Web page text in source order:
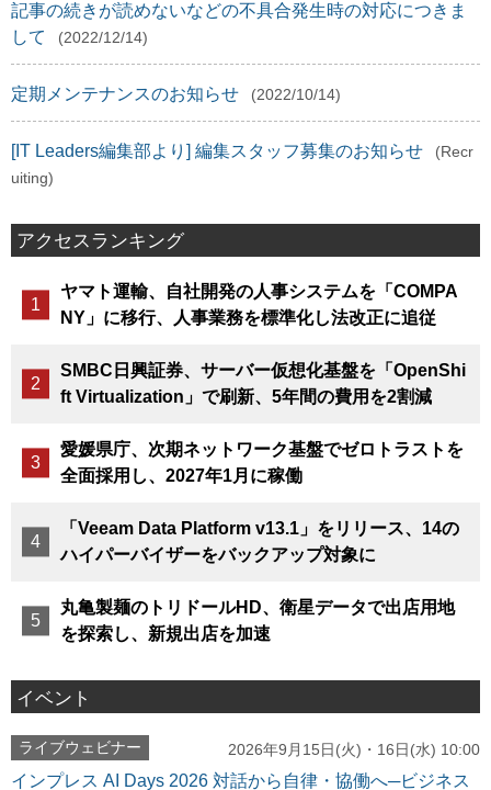
記事の続きが読めないなどの不具合発生時の対応につきま
して
(2022/12/14)
定期メンテナンスのお知らせ (2022/10/14)
[IT Leaders編集部より] 編集スタッフ募集のお知らせ
(Recr
uiting)
アクセスランキング
ヤマト運輸、自社開発の人事システムを「COMPA
NY」に移行、人事業務を標準化し法改正に追従
SMBC日興証券、サーバー仮想化基盤を「OpenShi
ft Virtualization」で刷新、5年間の費用を2割減
愛媛県庁、次期ネットワーク基盤でゼロトラストを
全面採用し、2027年1月に稼働
「Veeam Data Platform v13.1」をリリース、14の
ハイパーバイザーをバックアップ対象に
丸亀製麺のトリドールHD、衛星データで出店用地
を探索し、新規出店を加速
イベント
ライブウェビナー 2026年9月15日(火)・16日(水) 10:00
インプレス AI Days 2026 対話から自律・協働へ─ビジネス